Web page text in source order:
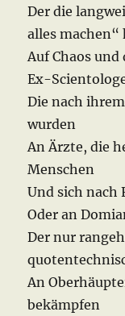
Der die
alles machen“
Auf Chaos und
Ex-
Die nach
wurden
An Ärzte, die
Menschen
Und sich nach
Oder an
Der nur
An
bekämpfen